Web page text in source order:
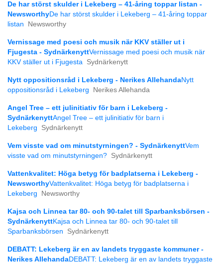
De har störst skulder i Lekeberg – 41-åring toppar listan -
NewsworthyDe har störst skulder i Lekeberg – 41-åring toppar
listan
Newsworthy
Vernissage med poesi och musik när KKV ställer ut i
Fjugesta - SydnärkenyttVernissage med poesi och musik när
KKV ställer ut i Fjugesta Sydnärkenytt
Nytt oppositionsråd i Lekeberg - Nerikes AllehandaNytt
oppositionsråd i Lekeberg
Nerikes Allehanda
Angel Tree – ett julinitiativ för barn i Lekeberg -
SydnärkenyttAngel Tree – ett julinitiativ för barn i
Lekeberg
Sydnärkenytt
Vem visste vad om minutstyrningen? - SydnärkenyttVem
visste vad om minutstyrningen? Sydnärkenytt
Vattenkvalitet: Höga betyg för badplatserna i Lekeberg -
NewsworthyVattenkvalitet: Höga betyg för badplatserna i
Lekeberg
Newsworthy
Kajsa och Linnea tar 80- och 90-talet till Sparbanksbörsen -
SydnärkenyttKajsa och Linnea tar 80- och 90-talet till
Sparbanksbörsen
Sydnärkenytt
DEBATT: Lekeberg är en av landets tryggaste kommuner -
Nerikes AllehandaDEBATT: Lekeberg är en av landets tryggaste